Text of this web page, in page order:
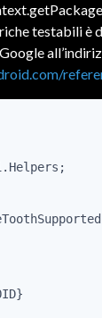
testabili è